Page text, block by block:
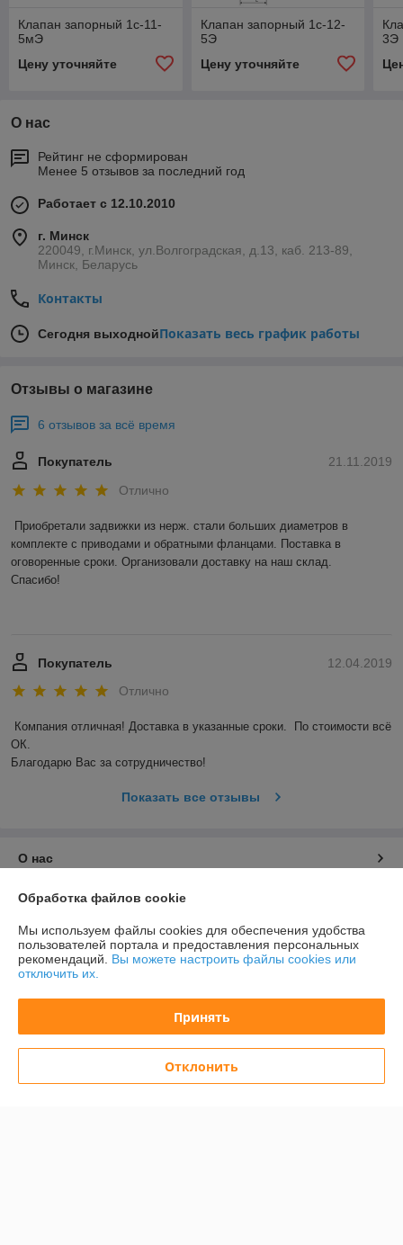
Клапан запорный 1с-11-
5мЭ
Цену уточняйте
Клапан запорный 1с-12-
5Э
Цену уточняйте
3Э
О нас
Рейтинг не сформирован
Менее 5 отзывов за последний год
Работает с 12.10.2010
г. Минск
220049, г.Минск, ул.Волгоградская, д.13, каб. 213-89,
Минск, Беларусь
Контакты
Сегодня выходнойПоказать весь график работы
Отзывы о магазине
6 отзывов за всё время
21.11.2019
Покупатель
Отлично
Приобретали задвижки из нерж. стали больших диаметров в
комплекте с приводами и обратными фланцами. Поставка в
оговоренные сроки. Организовали доставку на наш склад.
Спасибо!
12.04.2019
Покупатель
Отлично
Компания отличная! Доставка в указанные сроки.  По стоимости всё
ОК.
Благодарю Вас за сотрудничество!
Показать все отзывы
О нас
Контакты
Доставка и оплата
Политика обработки cookies
Обработка файлов cookie
Мы используем файлы cookies для обеспечения удобства
пользователей портала и предоставления персональных
рекомендаций. Вы можете настроить файлы cookies или
отключить их.
Принять
Отклонить